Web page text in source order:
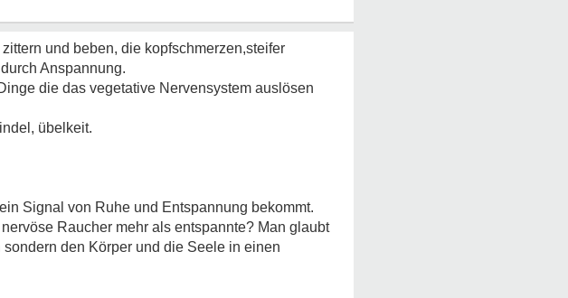
und beben, die kopfschmerzen,steifer
Anspannung.
die das vegetative Nervensystem auslösen
übelkeit.
Signal von Ruhe und Entspannung bekommt.
Raucher mehr als entspannte? Man glaubt
den Körper und die Seele in einen